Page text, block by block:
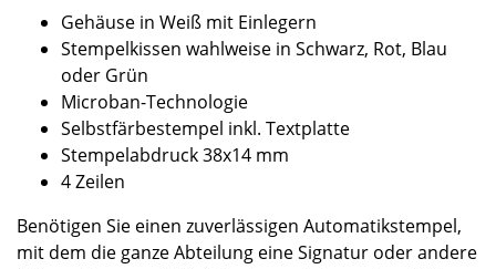
Gehäuse in Weiß mit Einlegern
Stempelkissen wahlweise in Schwarz, Rot, Blau
oder Grün
Microban-Technologie
Selbstfärbestempel inkl. Textplatte
Stempelabdruck 38x14 mm
4 Zeilen
Benötigen Sie einen zuverlässigen Automatikstempel,
mit dem die ganze Abteilung eine Signatur oder andere